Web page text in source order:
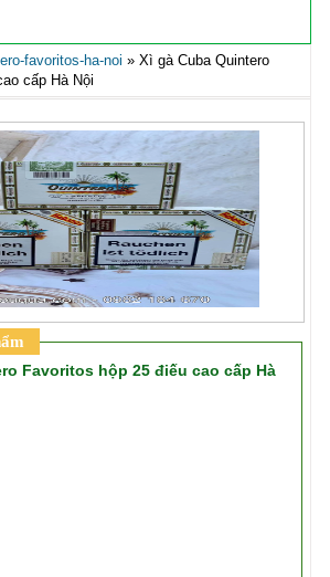
favoritos-ha-noi » Xì gà Cuba Quintero
cấp Hà Nội
Favoritos hộp 25 điếu cao cấp Hà